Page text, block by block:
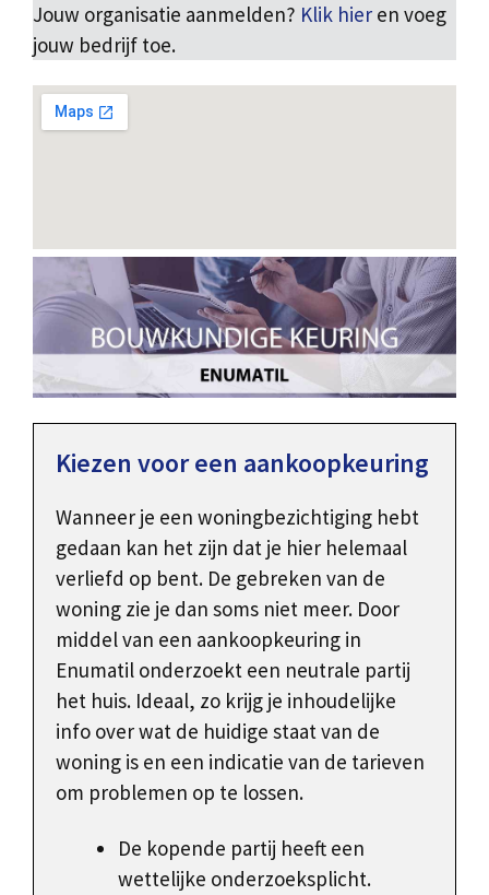
Jouw organisatie aanmelden? Klik hier en voeg
jouw bedrijf toe.
Kiezen voor een aankoopkeuring
Wanneer je een woningbezichtiging hebt
gedaan kan het zijn dat je hier helemaal
verliefd op bent. De gebreken van de
woning zie je dan soms niet meer. Door
middel van een aankoopkeuring in
Enumatil onderzoekt een neutrale partij
het huis. Ideaal, zo krijg je inhoudelijke
info over wat de huidige staat van de
woning is en een indicatie van de tarieven
om problemen op te lossen.
De kopende partij heeft een
wettelijke onderzoeksplicht.